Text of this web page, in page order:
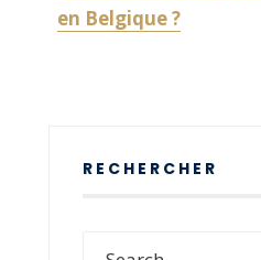
en Belgique ?
RECHERCHER